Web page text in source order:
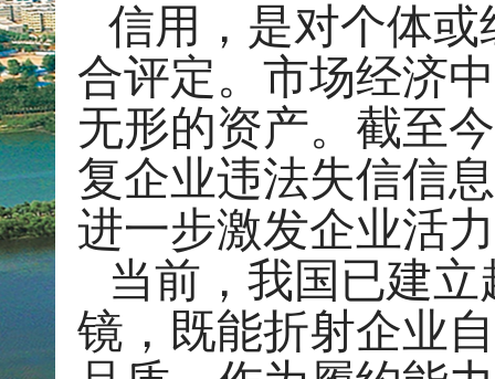
信用，是对个体
合评定。市场经济
无形的资产。截至
复企业违法失信信
进一步激发企业活
当前，我国已建
镜，既能折射企业